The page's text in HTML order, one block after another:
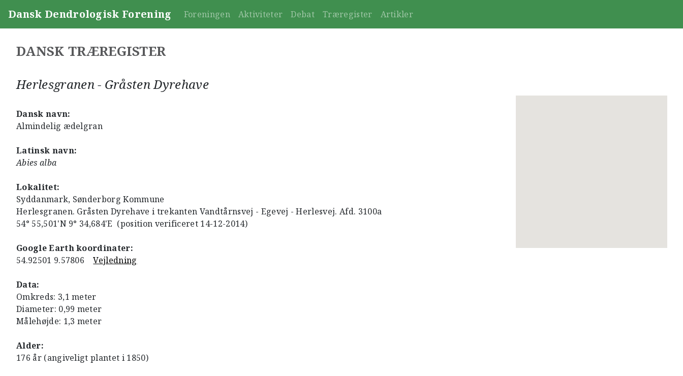
Dansk Dendrologisk Forening Foreningen Aktiviteter Debat Træregister Artikler
DANSK TRÆREGISTER
Herlesgranen - Gråsten Dyrehave
Dansk navn:
Almindelig ædelgran
Latinsk navn:
Abies alba
Lokalitet:
Syddanmark, Sønderborg Kommune
Herlesgranen. Gråsten Dyrehave i trekanten Vandtårnsvej - Egevej - Herlesvej. Afd. 3100a
54° 55,501'N 9° 34,684'E (position verificeret 14-12-2014)
Google Earth koordinater:
54.92501 9.57806Vejledning
Data:
Omkreds: 3,1 meter
Diameter: 0,99 meter
Målehøjde: 1,3 meter
Alder:
176 år (angiveligt plantet i 1850)